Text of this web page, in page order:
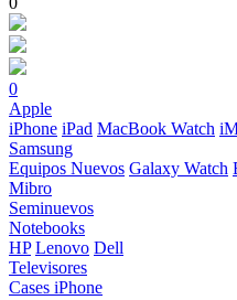
0
Apple
iPhone iPad MacBook Watch
Samsung
Equipos Nuevos Galaxy Watch
Mibro
Seminuevos
Notebooks
HP Lenovo Dell
Televisores
Cases iPhone